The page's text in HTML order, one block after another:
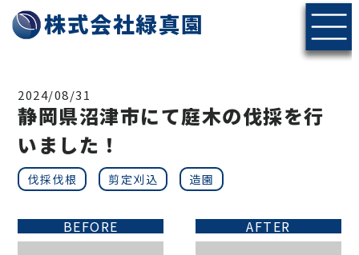
株式会社緑真園
2024/08/31
静岡県沼津市にて庭木の伐採を行
いました！
伐採伐根 剪定刈込 造園
BEFORE AFTER